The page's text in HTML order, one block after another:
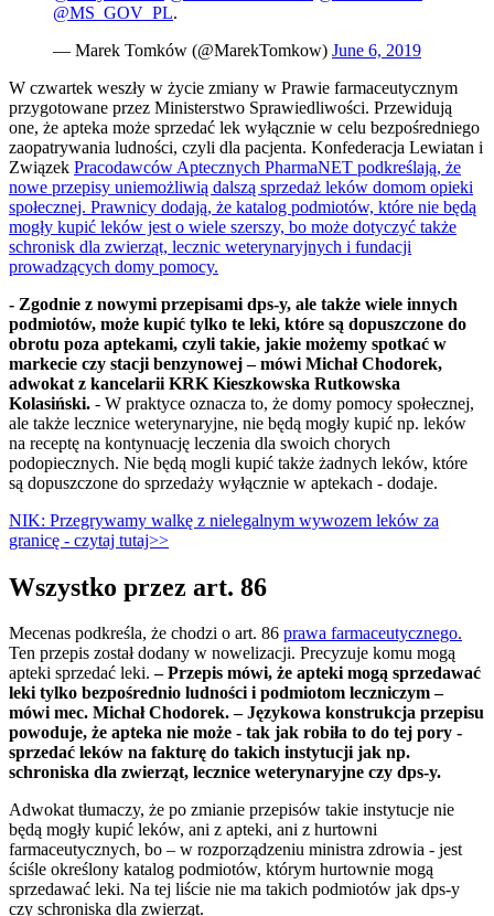
@MS_GOV_PL.
— Marek Tomków (@MarekTomkow) June 6, 2019
W czwartek weszły w życie zmiany w Prawie farmaceutycznym
przygotowane przez Ministerstwo Sprawiedliwości. Przewidują
one, że apteka może sprzedać lek wyłącznie w celu bezpośredniego
zaopatrywania ludności, czyli dla pacjenta. Konfederacja Lewiatan i
Związek Pracodawców Aptecznych PharmaNET podkreślają, że
nowe przepisy uniemożliwią dalszą sprzedaż leków domom opieki
społecznej. Prawnicy dodają, że katalog podmiotów, które nie będą
mogły kupić leków jest o wiele szerszy, bo może dotyczyć także
schronisk dla zwierząt, lecznic weterynaryjnych i fundacji
prowadzących domy pomocy.
- Zgodnie z nowymi przepisami dps-y, ale także wiele innych
podmiotów, może kupić tylko te leki, które są dopuszczone do
obrotu poza aptekami, czyli takie, jakie możemy spotkać w
markecie czy stacji benzynowej – mówi Michał Chodorek,
adwokat z kancelarii KRK Kieszkowska Rutkowska
Kolasiński. - W praktyce oznacza to, że domy pomocy społecznej,
ale także lecznice weterynaryjne, nie będą mogły kupić np. leków
na receptę na kontynuację leczenia dla swoich chorych
podopiecznych. Nie będą mogli kupić także żadnych leków, które
są dopuszczone do sprzedaży wyłącznie w aptekach - dodaje.
NIK: Przegrywamy walkę z nielegalnym wywozem leków za
granicę - czytaj tutaj>>
Wszystko przez art. 86
Mecenas podkreśla, że chodzi o art. 86 prawa farmaceutycznego.
Ten przepis został dodany w nowelizacji. Precyzuje komu mogą
apteki sprzedać leki.– Przepis mówi, że apteki mogą sprzedawać
leki tylko bezpośrednio ludności i podmiotom leczniczym –
mówi mec. Michał Chodorek. – Językowa konstrukcja przepisu
powoduje, że apteka nie może - tak jak robiła to do tej pory -
sprzedać leków na fakturę do takich instytucji jak np.
schroniska dla zwierząt, lecznice weterynaryjne czy dps-y.
Adwokat tłumaczy, że po zmianie przepisów takie instytucje nie
będą mogły kupić leków, ani z apteki, ani z hurtowni
farmaceutycznych, bo – w rozporządzeniu ministra zdrowia - jest
ściśle określony katalog podmiotów, którym hurtownie mogą
sprzedawać leki. Na tej liście nie ma takich podmiotów jak dps-y
czy schroniska dla zwierząt.